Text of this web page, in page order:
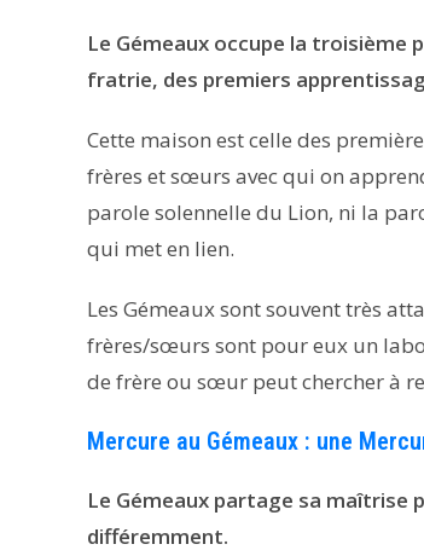
Le Gémeaux occupe la troisième
fratrie, des premiers
Cette maison est celle des
frères et sœurs avec qui on
parole solennelle du Lion, ni la
qui met en lien.
Les Gémeaux sont souvent très
frères/sœurs sont pour eux un
de frère ou sœur peut chercher à
Mercure au Gémeaux : une
Le Gémeaux partage sa maîtrise
différemment.